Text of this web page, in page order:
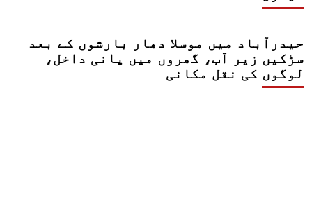
حیدرآباد میں موسلا دھار بارشوں کے بعد
سڑکیں زیر آب، گھروں میں پانی داخل،
لوگوں کی نقل مکانی